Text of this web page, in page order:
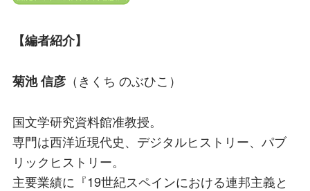
【編者紹介】
菊池 信彦 （きくち のぶひこ）
国文学研究資料館准教授。
専門は西洋近現代史、デジタルヒストリー、パブ
リックヒストリー。
主要業績に『19世紀スペインにおける連邦主義と